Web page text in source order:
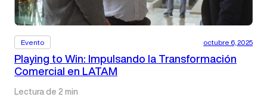
Evento octubre 6, 2025
Playing to Win: Impulsando la Transformación
Comercial en LATAM
Lectura de 2 min